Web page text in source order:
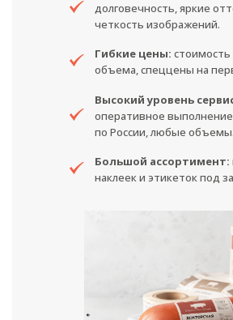
долговечность, яркие
четкость изображений.
Гибкие цены: стоимость
объема, спеццены на
Высокий уровень
оперативное
по России, любые объемы.
Большой ассортимент:
наклеек и этикеток под